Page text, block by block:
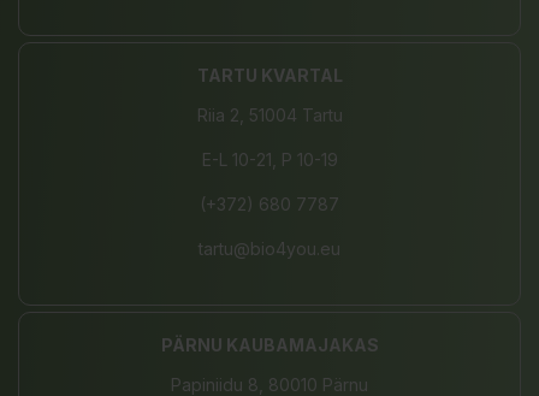
TARTU KVARTAL
Riia 2, 51004 Tartu
E-L 10-21, P 10-19
(+372) 680 7787
tartu@bio4you.eu
PÄRNU KAUBAMAJAKAS
Papiniidu 8, 80010 Pärnu